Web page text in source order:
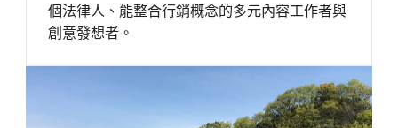
個法律人、能整合行銷概念的多元內容工作者與
創意發想者。